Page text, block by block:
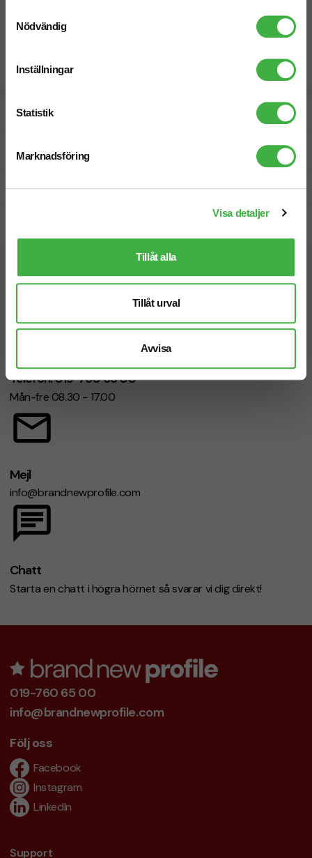
Nödvändig
Inställningar
Statistik
Marknadsföring
Visa detaljer
Tillåt alla
Tillåt urval
Avvisa
Designskiss inom 1 h
Fri offert
Prisgaranti
Vi hjälper dig gärna!
Telefon: 019-760 65 00
Mån-fre 08.30 - 17.00
Mejl
info@brandnewprofile.com
Chatt
Starta en chatt i högra hörnet så svarar vi dig direkt!
019-760 65 00
info@brandnewprofile.com
Följ oss
Facebook
Instagram
LinkedIn
Support